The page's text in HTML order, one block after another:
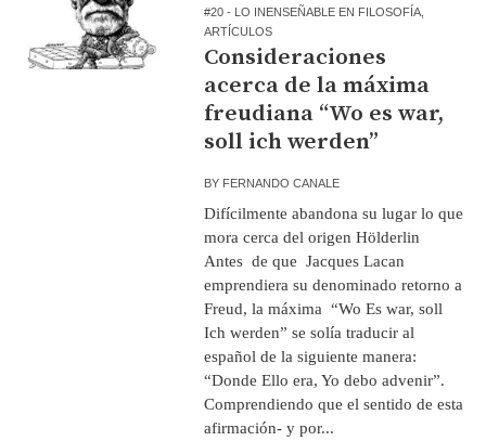
#20 - LO INENSEÑABLE EN FILOSOFÍA
ARTÍCULOS
Consideraciones
acerca de la máxima
freudiana “Wo es war,
soll ich werden”
BY FERNANDO CANALE
Difícilmente abandona su lugar lo que
mora cerca del origen Hölderlin
Antes de que Jacques Lacan
emprendiera su denominado retorno a
Freud, la máxima “Wo Es war, soll
Ich werden” se solía traducir al
español de la siguiente manera:
“Donde Ello era, Yo debo advenir”.
Comprendiendo que el sentido de esta
afirmación- y por...